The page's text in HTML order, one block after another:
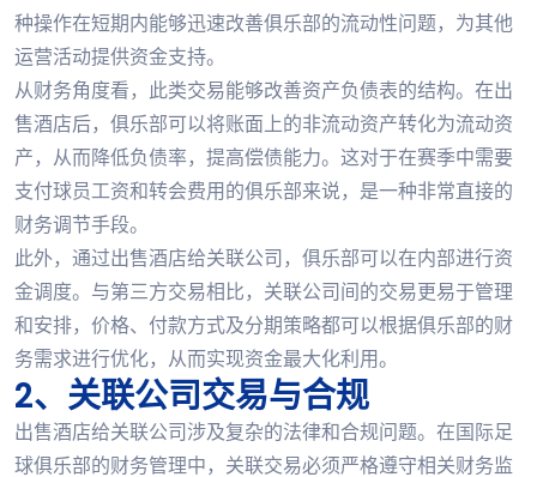
种操作在短期内能够迅速改善俱乐部的流动性问题，为其他
运营活动提供资金支持。
从财务角度看，此类交易能够改善资产负债表的结构。在出
售酒店后，俱乐部可以将账面上的非流动资产转化为流动资
产，从而降低负债率，提高偿债能力。这对于在赛季中需要
支付球员工资和转会费用的俱乐部来说，是一种非常直接的
财务调节手段。
此外，通过出售酒店给关联公司，俱乐部可以在内部进行资
金调度。与第三方交易相比，关联公司间的交易更易于管理
和安排，价格、付款方式及分期策略都可以根据俱乐部的财
务需求进行优化，从而实现资金最大化利用。
2、关联公司交易与合规
出售酒店给关联公司涉及复杂的法律和合规问题。在国际足
球俱乐部的财务管理中，关联交易必须严格遵守相关财务监